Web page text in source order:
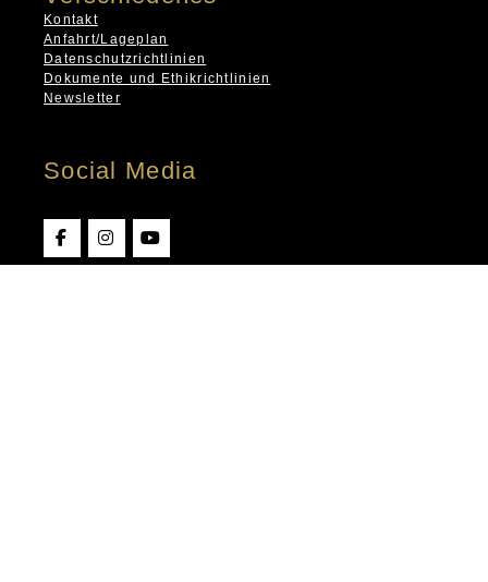
Kontakt
Anfahrt/Lageplan
Datenschutzrichtlinien
Dokumente und Ethikrichtlinien
Newsletter
Social Media